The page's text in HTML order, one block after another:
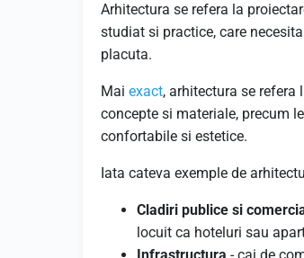
Arhitectura se refera la
studiat si practice, care
placuta.
Mai exact, arhitectura se
concepte si materiale, precum
confortabile si estetice.
Iata cateva exemple de
Cladiri publice si
locuit ca hoteluri sau